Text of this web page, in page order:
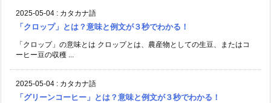
2025-05-04 : カタカナ語
「クロップ」とは？意味と例文が３秒でわかる！
「クロップ」の意味とは クロップとは、農産物としての生豆、またはコ
ーヒー豆の収穫 ...
2025-05-04 : カタカナ語
「グリーンコーヒー」とは？意味と例文が３秒でわかる！